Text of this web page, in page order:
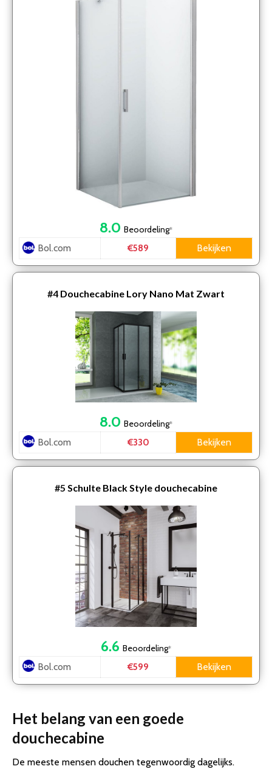
8.0 Beoordeling*
Bol.com €589 Bekijken
#4 Douchecabine Lory Nano Mat Zwart
8.0 Beoordeling*
Bol.com €330 Bekijken
#5 Schulte Black Style douchecabine
6.6 Beoordeling*
Bol.com €599 Bekijken
Het belang van een goede
douchecabine
De meeste mensen douchen tegenwoordig dagelijks.